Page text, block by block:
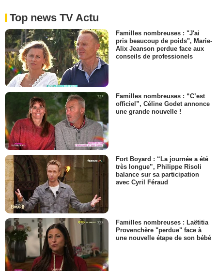
Top news TV Actu
Familles nombreuses : "J'ai
pris beaucoup de poids", Marie-
Alix Jeanson perdue face aux
conseils de professionels
Familles nombreuses : “C’est
officiel”, Céline Godet annonce
une grande nouvelle !
Fort Boyard : “La journée a été
très longue”, Philippe Risoli
balance sur sa participation
avec Cyril Féraud
Familles nombreuses : Laëtitia
Provenchère "perdue" face à
une nouvelle étape de son bébé